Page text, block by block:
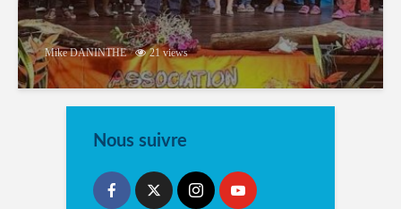
Mike DANINTHE 21 views
Nous suivre